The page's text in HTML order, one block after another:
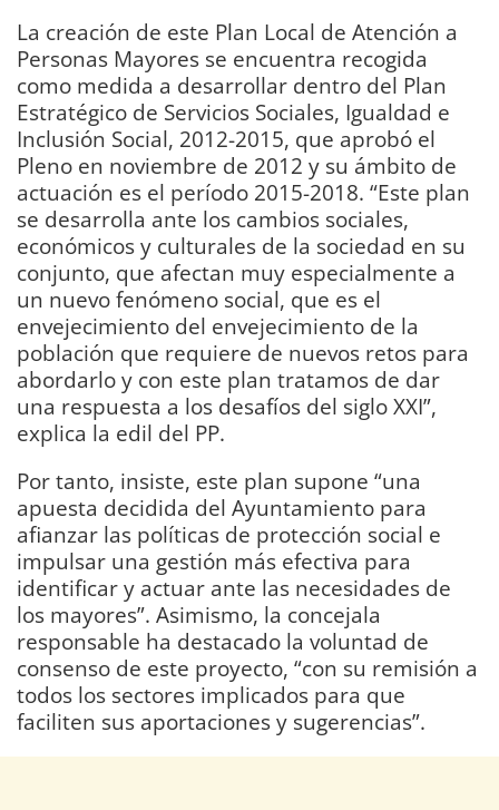
La creación de este Plan Local de Atención a
Personas Mayores se encuentra recogida
como medida a desarrollar dentro del Plan
Estratégico de Servicios Sociales, Igualdad e
Inclusión Social, 2012-2015, que aprobó el
Pleno en noviembre de 2012 y su ámbito de
actuación es el período 2015-2018. “Este plan
se desarrolla ante los cambios sociales,
económicos y culturales de la sociedad en su
conjunto, que afectan muy especialmente a
un nuevo fenómeno social, que es el
envejecimiento del envejecimiento de la
población que requiere de nuevos retos para
abordarlo y con este plan tratamos de dar
una respuesta a los desafíos del siglo XXI”,
explica la edil del PP.
Por tanto, insiste, este plan supone “una
apuesta decidida del Ayuntamiento para
afianzar las políticas de protección social e
impulsar una gestión más efectiva para
identificar y actuar ante las necesidades de
los mayores”. Asimismo, la concejala
responsable ha destacado la voluntad de
consenso de este proyecto, “con su remisión a
todos los sectores implicados para que
faciliten sus aportaciones y sugerencias”.